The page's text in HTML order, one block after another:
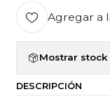
Agregar a
Mostrar
DESCRIPCIÓN